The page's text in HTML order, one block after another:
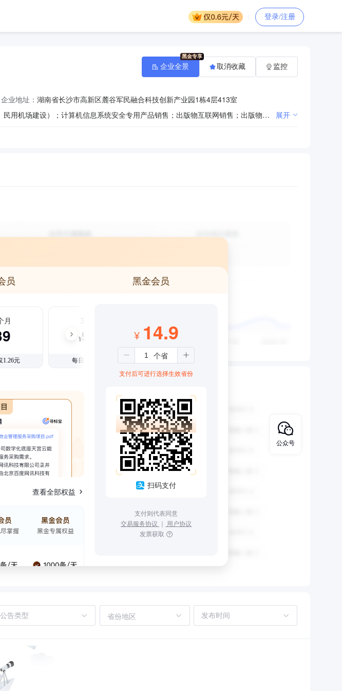
登录/注册
企业地址： 湖南省长沙市高新区麓谷军民融合科技创新产业园1栋4层413室
许可项目：建筑智能化系统设计；建设工程施工（除核电站建设经营、民用机场建设）；计算机信息系统安全专用产品销售；出版物互联网销售；出版物零售。（依法须经批准的项目，经相关部门批准后方可开展经营活动，具体经营项目以相关部门批准文件或许可证件为准）一般项目：互联网安全服务；信息系统集成服务；信息技术咨询服务；信息安全设备制造；信息安全设备销售；网络与信息安全软件开发；软件开发；技术服务、技术开发、技术咨询、技术交流、技术转让、技术推广；数据处理和存储支持服务；数据处理服务；业务培训（不含教育培训、职业技能培训等需取得许可的培训）；技术进出口；货物进出口；科技中介服务；基于云平台的业务外包服务；软件外包服务；数字技术服务；云计算装备技术服务；大数据服务；互联网数据服务；数字创意产品展览展示服务；数字内容制作服务（不含出版发行）；计算机及通讯设备租赁。（除依法须经批准的项目外，凭营业执照依法自主开展经营活动） 展开
企业全景 取消收藏 监控
员 黑金会员
月
1.26元
3个月
¥99
每日仅1.08元
查看全部权益
¥ 14.9
支付后可进行选择生效省份
扫码支付
支付则代表同意
交易服务协议 ｜ 用户协议
发票获取
省份地区
公众号